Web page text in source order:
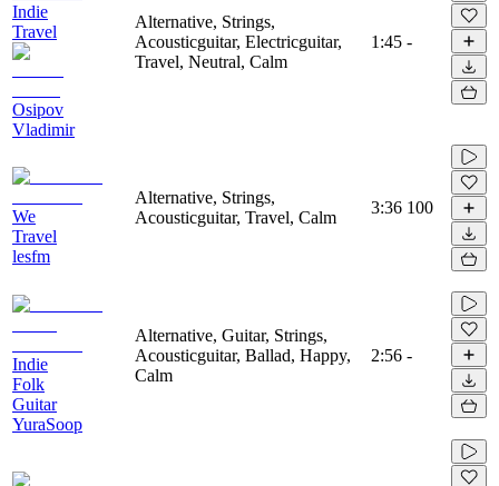
Indie
Travel
Osipov
Vladimir
Alternative, Strings,
Acousticguitar, Electricguitar,
Travel, Neutral, Calm
1:45 -
We
Travel
lesfm
Alternative, Strings,
Acousticguitar, Travel, Calm
3:36 100
Indie
Folk
Guitar
YuraSoop
Alternative, Guitar, Strings,
Acousticguitar, Ballad, Happy,
Calm
2:56 -